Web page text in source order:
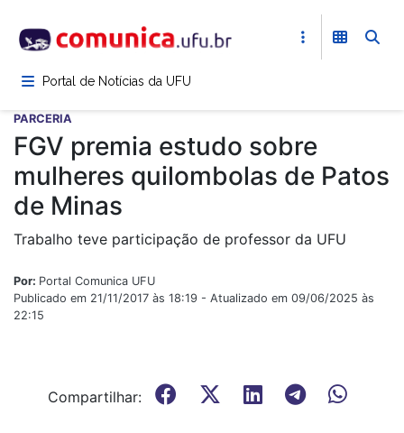
para
conteúdoPortal de Notícias da UFU
PARCERIA
FGV premia estudo sobre
mulheres quilombolas de Patos
de Minas
Trabalho teve participação de professor da UFU
Por: Portal Comunica UFU
Publicado em 21/11/2017 às 18:19 - Atualizado em 09/06/2025 às
22:15
Compartilhar: